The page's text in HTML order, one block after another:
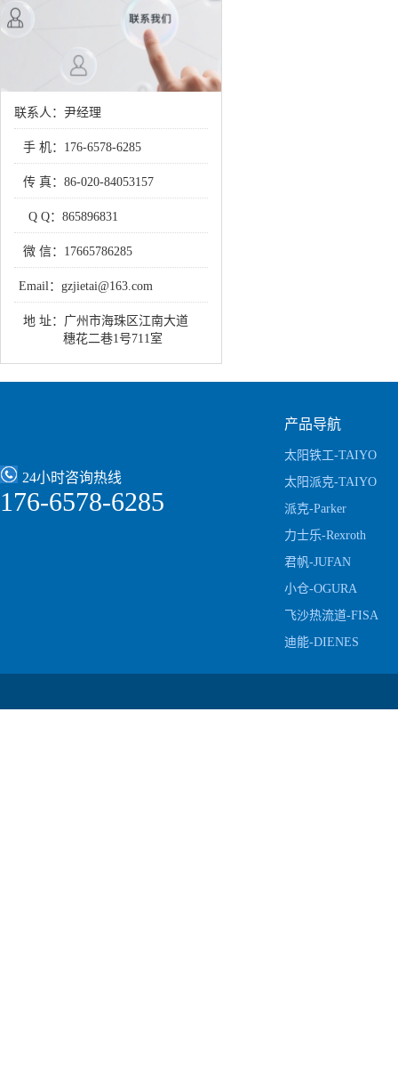
联系人：尹经理
手 机： 176-6578-6285
传 真： 86-020-84053157
Q Q： 865896831
微 信： 17665786285
Email： gzjietai@163.com
地 址： 广州市海珠区江南大道
穗花二巷1号711室
24小时咨询热线
176-6578-6285
产品导航
太阳铁工-TAIYO
太阳派克-TAIYO
Parker
派克-Parker
力士乐-Rexroth
君帆-JUFAN
小仓-OGURA
飞沙热流道-FISA
迪能-DIENES